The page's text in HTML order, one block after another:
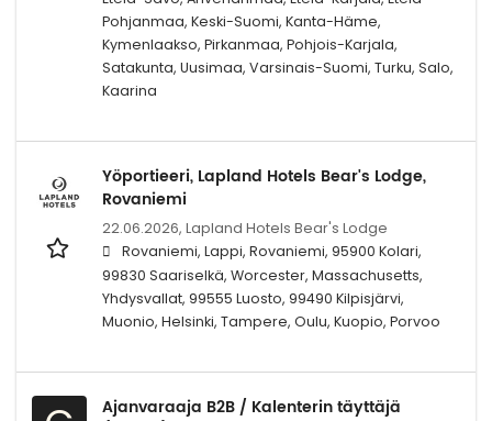
Pohjanmaa, Keski-Suomi, Kanta-Häme,
Kymenlaakso, Pirkanmaa, Pohjois-Karjala,
Satakunta, Uusimaa, Varsinais-Suomi, Turku, Salo,
Kaarina
Yöportieeri, Lapland Hotels Bear's Lodge,
Rovaniemi
22.06.2026, Lapland Hotels Bear's Lodge
Rovaniemi, Lappi, Rovaniemi, 95900 Kolari,
99830 Saariselkä, Worcester, Massachusetts,
Yhdysvallat, 99555 Luosto, 99490 Kilpisjärvi,
Muonio, Helsinki, Tampere, Oulu, Kuopio, Porvoo
Ajanvaraaja B2B / Kalenterin täyttäjä